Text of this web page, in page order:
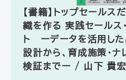
【書籍】トップセールス
織を作る 実践セールス
ト ーデータを活用し
設計から、育成施策・ナ
検証までー / 山下 貴宏